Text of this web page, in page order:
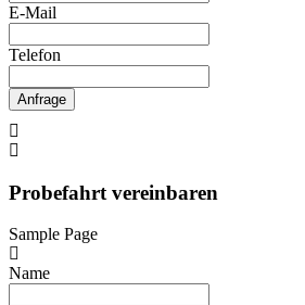
E-Mail
Telefon
Anfrage
Probefahrt vereinbaren
Sample Page
Name